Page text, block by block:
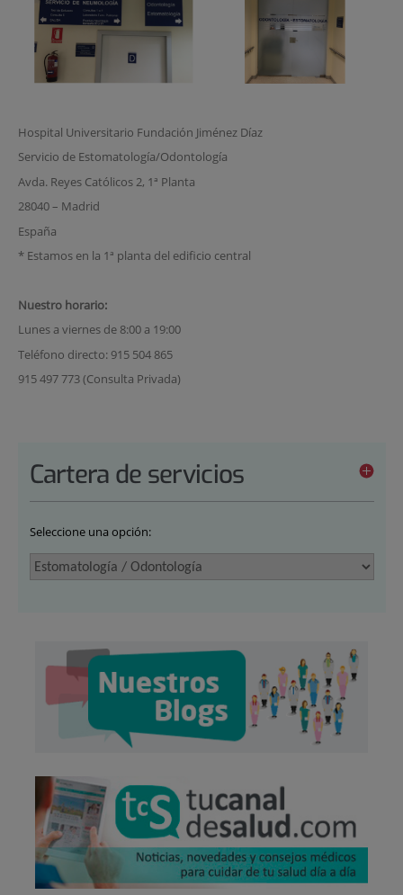
Hospital Universitario Fundación Jiménez Díaz
Servicio de Estomatología/Odontología
Avda. Reyes Católicos 2, 1ª Planta
28040 – Madrid
España
* Estamos en la 1ª planta del edificio central
Nuestro horario:
Lunes a viernes de 8:00 a 19:00
Teléfono directo: 915 504 865
915 497 773 (Consulta Privada)
Cartera de servicios
Seleccione una opción: